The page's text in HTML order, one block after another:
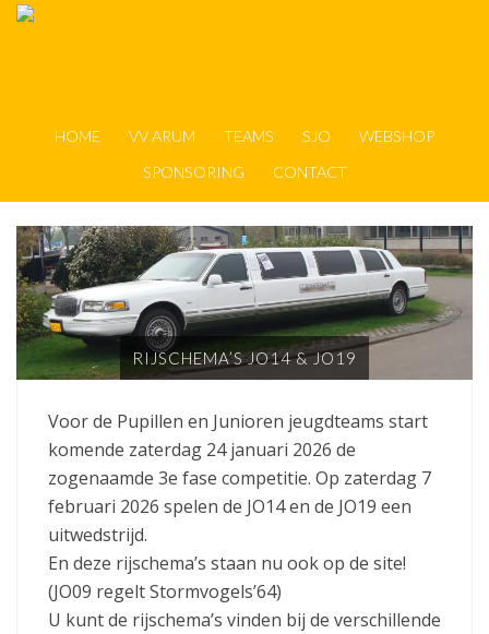
HOME VV ARUM TEAMS SJO
WEBSHOP
SPONSORING
CONTACT
RIJSCHEMA’S JO14 & JO19
Voor de Pupillen en Junioren jeugdteams start
komende zaterdag 24 januari 2026 de
zogenaamde 3e fase competitie. Op zaterdag 7
februari 2026 spelen de JO14 en de JO19 een
uitwedstrijd.
En deze rijschema’s staan nu ook op de site!
(JO09 regelt Stormvogels’64)
U kunt de rijschema’s vinden bij de verschillende